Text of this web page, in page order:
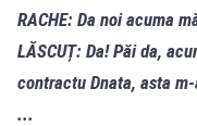
RACHE: Da noi acuma
LĂSCUȚ: Da! Păi da,
contractu Dnata, asta
...